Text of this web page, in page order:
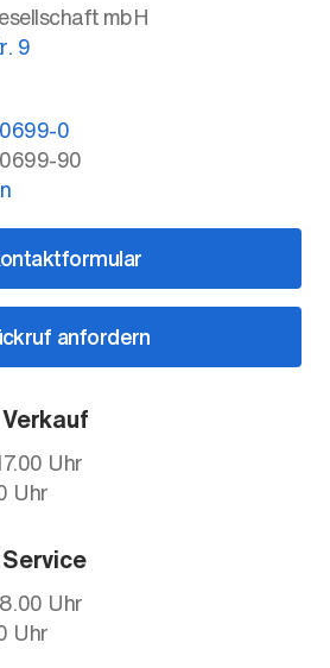
mbH
9
0
90
anfordern
Uhr
Uhr
Uhr
Uhr